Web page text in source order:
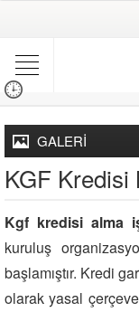
GALERİ
KGF Kredisi
Kgf kredisi alma
kuruluş
başlamıştır. Kredi
olarak yasal